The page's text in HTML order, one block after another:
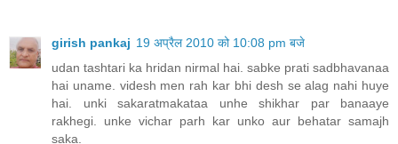
girish pankaj 19 अप्रैल 2010 को 10:08 pm बजे
udan tashtari ka hridan nirmal hai. sabke prati sadbhavanaa
hai uname. videsh men rah kar bhi desh se alag nahi huye
hai. unki sakaratmakataa unhe shikhar par banaaye
rakhegi. unke vichar parh kar unko aur behatar samajh
saka.